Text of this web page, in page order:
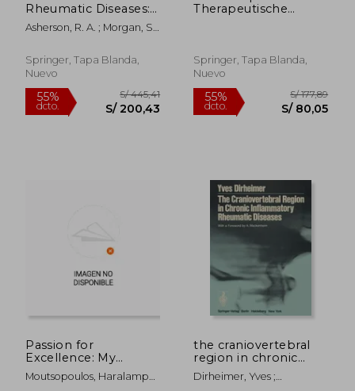
55%
dcto. S/ 513,78
55%
dcto. S/
Rheumatic Diseases:
Lessons from
Patients (en Inglés)
Asherson, R. A. ; Morgan, S.
Springer, Tapa Blanda,
Nuevo
Therapeutische
Springer, Tapa Blanda,
Nuevo
Passion for
Excellence: My
Lifelong Journey Into
Medicine and Public
Moutsopoulos, Haralampos
the craniovertebral
region in chronic
inflammatory
rheumatic diseases
Dirheimer, Yves ;